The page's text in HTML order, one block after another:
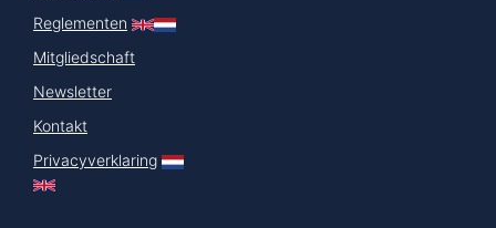
Reglementen
Mitgliedschaft
Newsletter
Kontakt
Privacyverklaring